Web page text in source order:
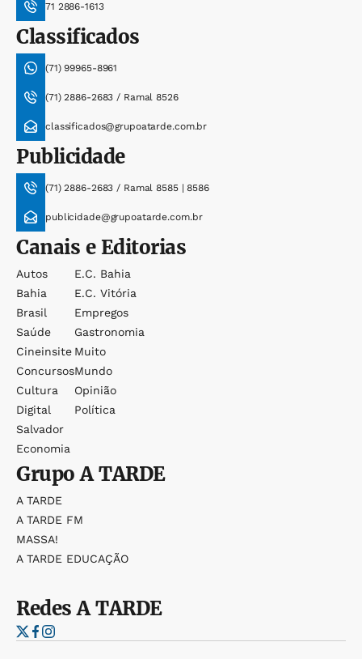
71 2886-1613
Classificados
(71) 99965-8961
(71) 2886-2683 / Ramal 8526
classificados@grupoatarde.com.br
Publicidade
(71) 2886-2683 / Ramal 8585 | 8586
publicidade@grupoatarde.com.br
Canais e Editorias
Autos
Bahia
Brasil
Saúde
Cineinsite
Concursos
Cultura
Digital
Salvador
Economia
E.c. Bahia
E.c. Vitória
Empregos
Gastronomia
Muito
Mundo
Opinião
Política
GrupoA TARDE
A TARDE
A TARDE FM
MASSA!
A TARDE EDUCAÇÃO
RedesA TARDE